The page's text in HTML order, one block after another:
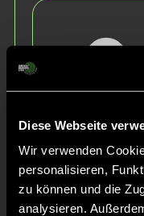
Diese Webseite
Wir verwenden
personalisieren,
zu können und die
analysieren.
Isabella
Gürtler